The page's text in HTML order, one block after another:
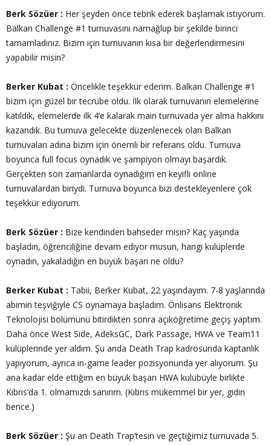
Berk Sözüer : Her şeyden önce tebrik ederek başlamak istiyorum.
Balkan Challenge #1 turnuvasını namağlup bir şekilde birinci
tamamladınız. Bizim için turnuvanın kısa bir değerlendirmesini
yapabilir misin?
Berker Kubat : Öncelikle teşekkür ederim. Balkan Challenge #1
bizim için güzel bir tecrübe oldu. İlk olarak turnuvanın elemelerine
katıldık, elemelerde ilk 4’e kalarak main turnuvada yer alma hakkını
kazandık. Bu turnuva gelecekte düzenlenecek olan Balkan
turnuvaları adına bizim için önemli bir referans oldu. Turnuva
boyunca full focus oynadık ve şampiyon olmayı başardık.
Gerçekten son zamanlarda oynadığım en keyifli online
turnuvalardan biriydi. Turnuva boyunca bizi destekleyenlere çok
teşekkür ediyorum.
Berk Sözüer : Bize kendinden bahseder misin? Kaç yaşında
başladın, öğrenciliğine devam ediyor musun, hangi kulüplerde
oynadın, yakaladığın en büyük başarı ne oldu?
Berker Kubat : Tabii, Berker Kubat, 22 yaşındayım. 7-8 yaşlarında
abimin teşviğiyle CS oynamaya başladım. Önlisans Elektronik
Teknolojisi bölümünü bitirdikten sonra açıköğretime geçiş yaptım.
Daha önce West Side, AdeksGC, Dark Passage, HWA ve Team11
kulüplerinde yer aldım. Şu anda Death Trap kadrosunda kaptanlık
yapıyorum, ayrıca in-game leader pozisyonunda yer alıyorum. Şu
ana kadar elde ettiğim en büyük başarı HWA kulübüyle birlikte
Kıbrıs’da 1. olmamızdı sanırım. (Kıbrıs mükemmel bir yer, gidin
bence.)
Berk Sözüer : Şu an Death Trap’tesin ve geçtiğimiz turnuvada 5.